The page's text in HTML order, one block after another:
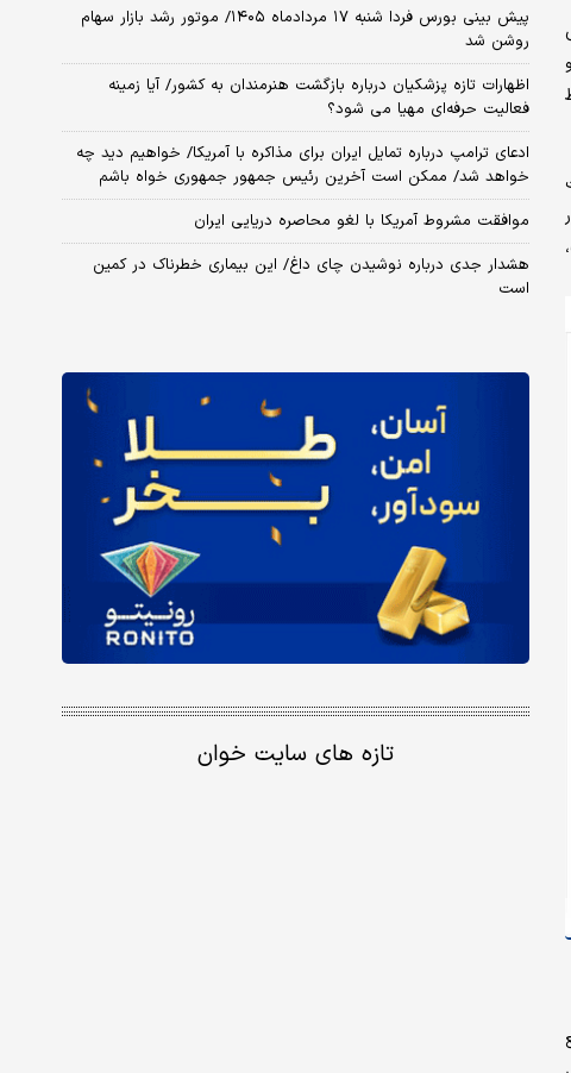
پیش بینی بورس فردا شنبه ۱۷ مردادماه ۱۴۰۵/ موتور رشد بازار سهام
روشن شد
اظهارات تازه پزشکیان درباره بازگشت هنرمندان به کشور/ آیا زمینه
فعالیت حرفه‌ای مهیا می شود؟
ادعای ترامپ درباره تمایل ایران برای مذاکره با آمریکا/ خواهیم دید چه
خواهد شد/ ممکن است آخرین رئیس‌ جمهور جمهوری خواه باشم
موافقت مشروط آمریکا با لغو محاصره دریایی ایران
هشدار جدی درباره نوشیدن چای داغ/ این بیماری خطرناک در کمین
است
تازه های سایت خوان